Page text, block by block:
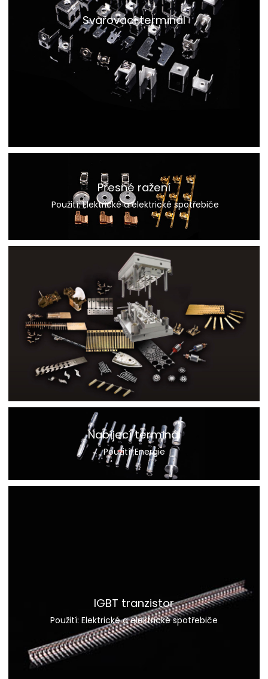
Svařovací terminál
Přesné ražení
Použití: Elektrické a elektrické spotřebiče
Nabíjecí terminál
Použití: Energie
IGBT tranzistor
Použití: Elektrické a elektrické spotřebiče